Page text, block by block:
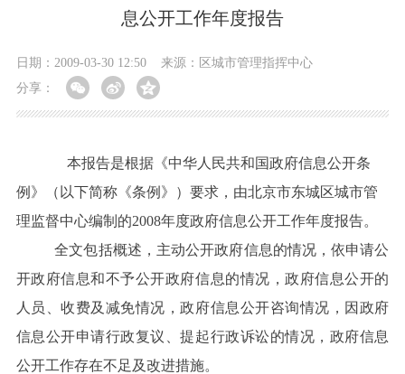
息公开工作年度报告
日期：2009-03-30 12:50
来源：区城市管理指挥中心
分享：
本报告是根据《中华人民共和国政府信息公开条
例》（以下简称《条例》）要求，由北京市东城区城市管
理监督中心编制的2008年度政府信息公开工作年度报告。
全文包括概述，主动公开政府信息的情况，依申请公
开政府信息和不予公开政府信息的情况，政府信息公开的
人员、收费及减免情况，政府信息公开咨询情况，因政府
信息公开申请行政复议、提起行政诉讼的情况，政府信息
公开工作存在不足及改进措施。